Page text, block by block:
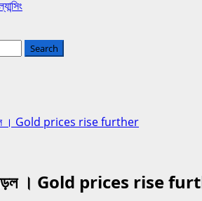
। Gold prices rise further
বাড়ল । Gold prices rise